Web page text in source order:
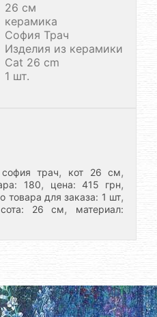
26 см
керамика
София Трач
Изделия из керамики
Cat 26 cm
1 шт.
софия трач, кот 26 см,
180, цена: 415 грн,
товара для заказа: 1 шт,
26 см,
материал: